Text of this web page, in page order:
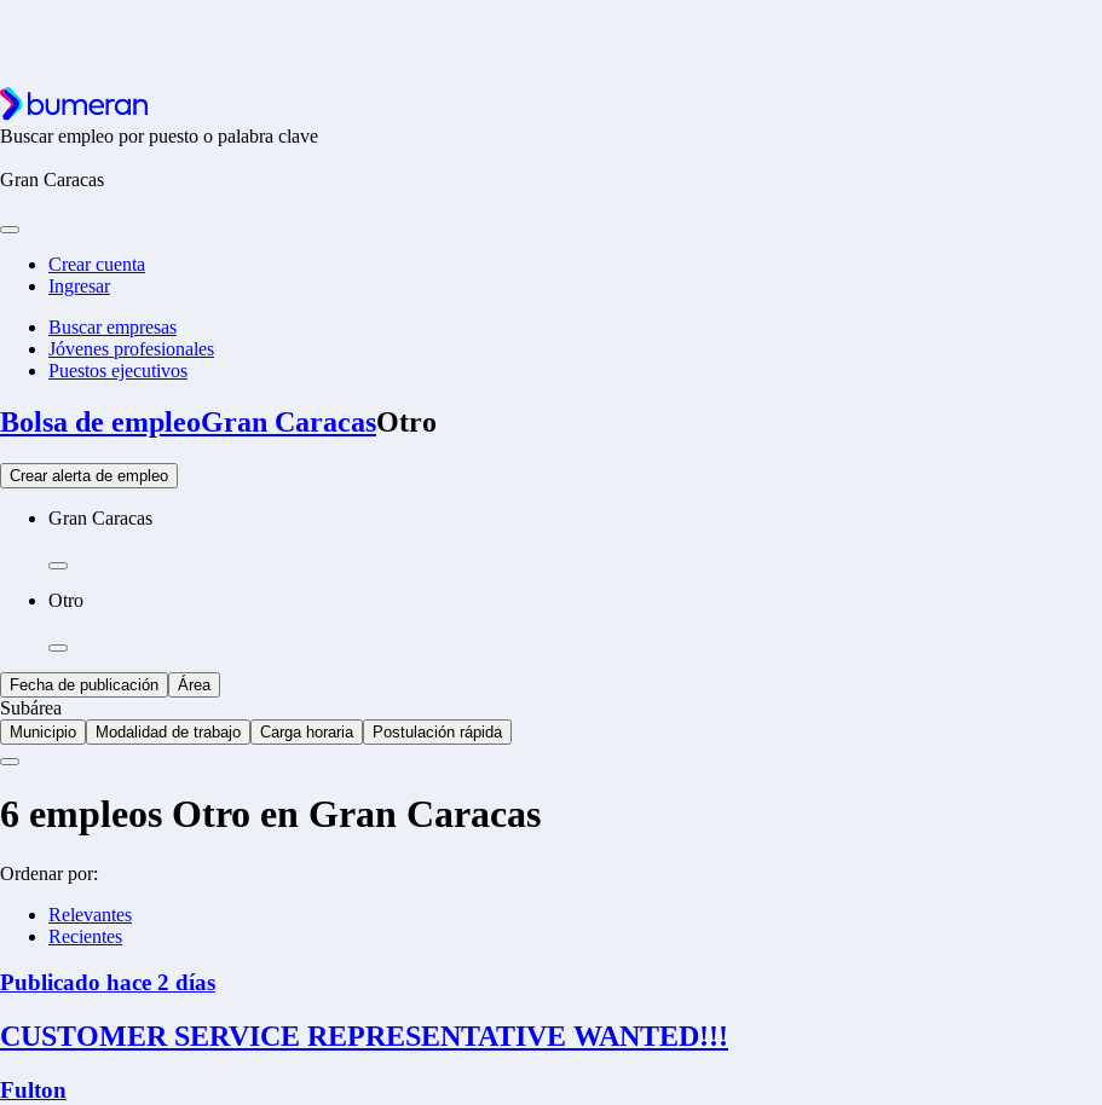
Buscar empleo por puesto o palabra clave
Gran Caracas
Crear cuenta
Ingresar
Buscar empresas
Jóvenes profesionales
Puestos ejecutivos
Bolsa de empleoGran CaracasOtro
Crear alerta de empleo
Gran Caracas
Otro
Fecha de publicación Área
Subárea
Municipio Modalidad de trabajo Carga horaria Postulación rápida
6 empleos Otro en Gran Caracas
Ordenar por:
Relevantes
Recientes
Publicado hace 2 días
CUSTOMER SERVICE REPRESENTATIVE WANTED!!!
Fulton